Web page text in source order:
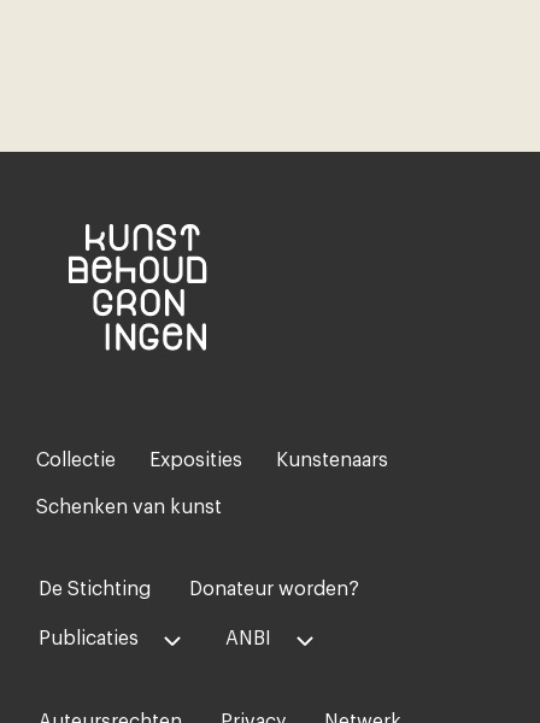
Footer-
menu
Collectie Exposities Kunstenaars
Schenken van kunst
Voet
midden
De Stichting Donateur worden?
Publicaties ANBI